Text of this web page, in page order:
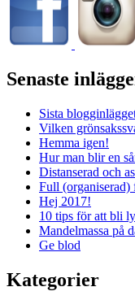
Senaste
Sista
Vilken
Hemma igen!
Hur man blir en
Distanserad och
Full (organiserad)
Hej 2017!
10 tips för att bli
Mandelmassa på
Ge blod
Kategorier